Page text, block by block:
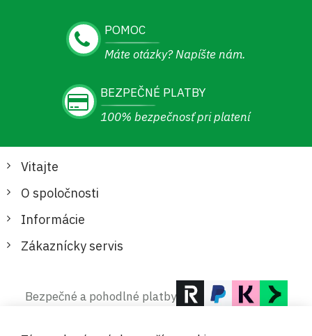
POMOC
Máte otázky? Napíšte nám.
BEZPEČNÉ PLATBY
100% bezpečnosť pri platení
Vitajte
O spoločnosti
Informácie
Zákaznícky servis
Bezpečné a pohodlné platby